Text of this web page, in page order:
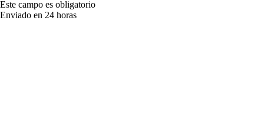
Este campo es obligatorio
Enviado en 24 horas